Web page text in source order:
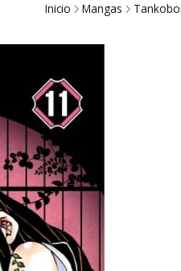
Inicio Mangas